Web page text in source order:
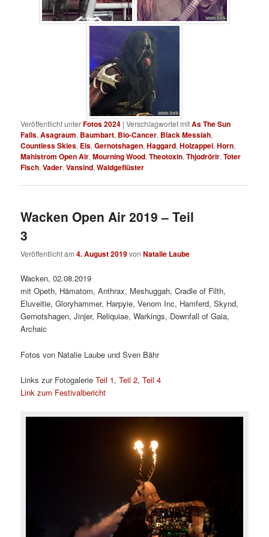
Veröffentlicht unterFotos 2024 |Verschlagwortet mitAs The Sun
Falls,Asagraum, Baumbart, Bio-Cancer, Black Messiah,
Countless Skies, Eis,Gernotshagen,Haggard,Holzappel,Horn,
Mahlstrom Open Air,Mourning Wood,Theotoxin,Thjodrörir,Toter
Fisch,Vader,Vansind,Waldgeflüster
Wacken Open Air 2019 – Teil
3
Veröffentlicht am4. August 2019vonNatalie Laube
Wacken, 02.08.2019
mit Opeth, Hämatom, Anthrax, Meshuggah, Cradle of Filth,
Eluveitie, Gloryhammer, Harpyie, Venom Inc, Hamferd, Skynd,
Gernotshagen, Jinjer, Reliquiae, Warkings, Downfall of Gaia,
Archaic
Fotos von Natalie Laube und Sven Bähr
Links zur FotogalerieTeil 1,Teil 2,Teil 4
Link zum Festivalbericht